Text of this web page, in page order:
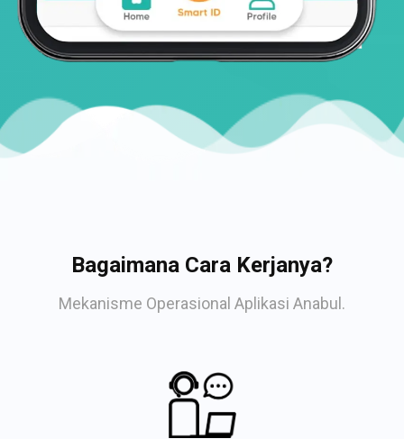
Bagaimana Cara Kerjanya?
Mekanisme Operasional Aplikasi Anabul.